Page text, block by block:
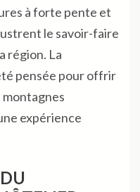
à forte pente et
le savoir-faire
région. La
pensée pour offrir
montagnes
expérience